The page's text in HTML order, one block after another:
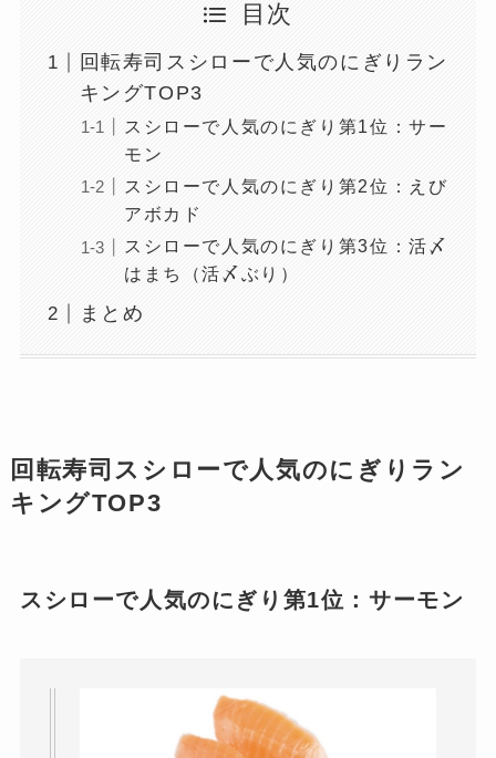
目次
回転寿司スシローで人気のにぎりラン
キングTOP3
スシローで人気のにぎり第1位：サー
モン
スシローで人気のにぎり第2位：えび
アボカド
スシローで人気のにぎり第3位：活〆
はまち（活〆ぶり）
まとめ
回転寿司スシローで人気のにぎりラン
キングTOP3
スシローで人気のにぎり第1位：サーモン